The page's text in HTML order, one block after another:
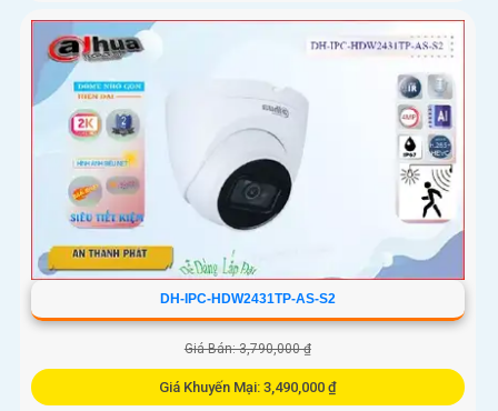
DH-IPC-HDW2431TP-AS-S2
Giá Bán: 3,790,000 ₫
Giá Khuyến Mại: 3,490,000 ₫